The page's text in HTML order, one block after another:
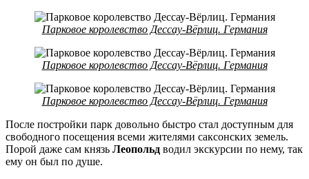
Парковое королевство Дессау-Вёрлиц. Германия
Парковое королевство Дессау-Вёрлиц. Германия
Парковое королевство Дессау-Вёрлиц. Германия
После постройки парк довольно быстро стал доступным для
свободного посещения всеми жителями саксонских земель.
Порой даже сам князь Леопольд водил экскурсии по нему, так
ему он был по душе.